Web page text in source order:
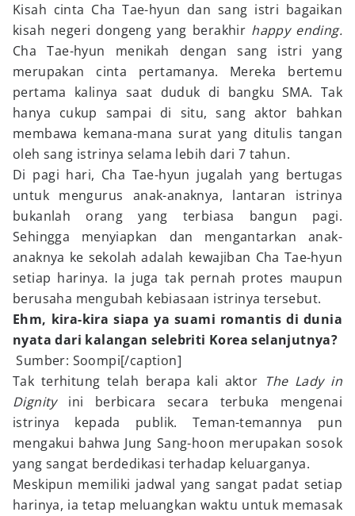
Kisah cinta Cha Tae-hyun dan sang istri bagaikan
kisah negeri dongeng yang berakhir happy ending.
Cha Tae-hyun menikah dengan sang istri yang
merupakan cinta pertamanya. Mereka bertemu
pertama kalinya saat duduk di bangku SMA. Tak
hanya cukup sampai di situ, sang aktor bahkan
membawa kemana-mana surat yang ditulis tangan
oleh sang istrinya selama lebih dari 7 tahun.
Di pagi hari, Cha Tae-hyun jugalah yang bertugas
untuk mengurus anak-anaknya, lantaran istrinya
bukanlah orang yang terbiasa bangun pagi.
Sehingga menyiapkan dan mengantarkan anak-
anaknya ke sekolah adalah kewajiban Cha Tae-hyun
setiap harinya. Ia juga tak pernah protes maupun
berusaha mengubah kebiasaan istrinya tersebut.
Ehm, kira-kira siapa ya suami romantis di dunia
nyata dari kalangan selebriti Korea selanjutnya?
Sumber: Soompi[/caption]
Tak terhitung telah berapa kali aktor The Lady in
Dignity ini berbicara secara terbuka mengenai
istrinya kepada publik. Teman-temannya pun
mengakui bahwa Jung Sang-hoon merupakan sosok
yang sangat berdedikasi terhadap keluarganya.
Meskipun memiliki jadwal yang sangat padat setiap
harinya, ia tetap meluangkan waktu untuk memasak